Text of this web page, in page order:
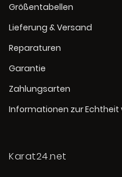
Größentabellen
Lieferung & Versand
Reparaturen
Garantie
Zahlungsarten
Informationen zur
Karat24.net